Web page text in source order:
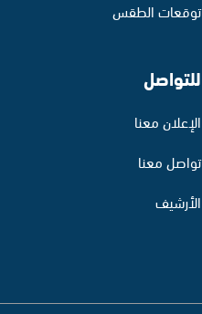
توقعات الطقس
للتواصل
الإعلان معنا
تواصل معنا
الأرشيف